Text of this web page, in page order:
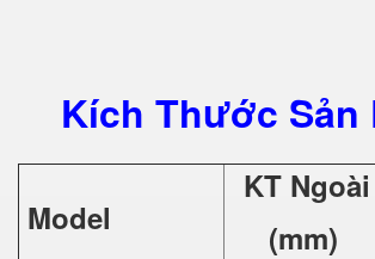
Kích Thước Sản
Model
KT Ngoài
(mm)